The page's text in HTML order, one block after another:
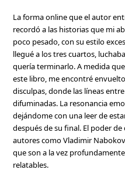
La forma online que el autor
recordó a las historias que mi
poco pesado, con su estilo
llegué a los tres cuartos,
quería terminarlo. A medida
este libro, me encontré
disculpas, donde las líneas
difuminadas. La resonancia
dejándome con una leer de
después de su final. El poder
autores como Vladimir
que son a la vez
relatables.